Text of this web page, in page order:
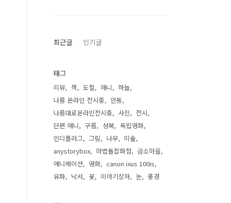
최근글 인기글
태그
리뷰 책 도철 애니
하늘
나름 온라인 전시중
안동
나름대로온라인전시중
사진
전시
단편 애니
구름 성북
독립영화
인디플러그
그림 나무
미술
anystorybox
마법돌잡화점
금소마을
애니메이션
영화
canon ixus 100is
유화
낙서 꽃 이야기상자 눈 풍경